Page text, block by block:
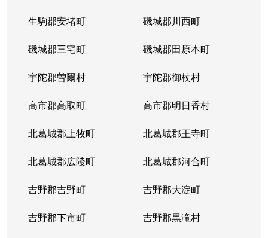
生駒郡安堵町 磯城郡川西町
磯城郡三宅町 磯城郡田原本町
宇陀郡曽爾村 宇陀郡御杖村
高市郡高取町 高市郡明日香村
北葛城郡上牧町 北葛城郡王寺町
北葛城郡広陵町 北葛城郡河合町
吉野郡吉野町 吉野郡大淀町
吉野郡下市町 吉野郡黒滝村